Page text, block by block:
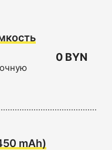
0 BYN
mAh)